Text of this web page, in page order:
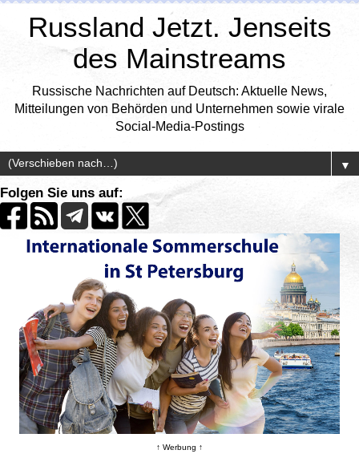
Russland Jetzt. Jenseits
des Mainstreams
Russische Nachrichten auf Deutsch: Aktuelle News,
Mitteilungen von Behörden und Unternehmen sowie virale
Social-Media-Postings
▼
Folgen Sie uns auf:
↑ Werbung ↑